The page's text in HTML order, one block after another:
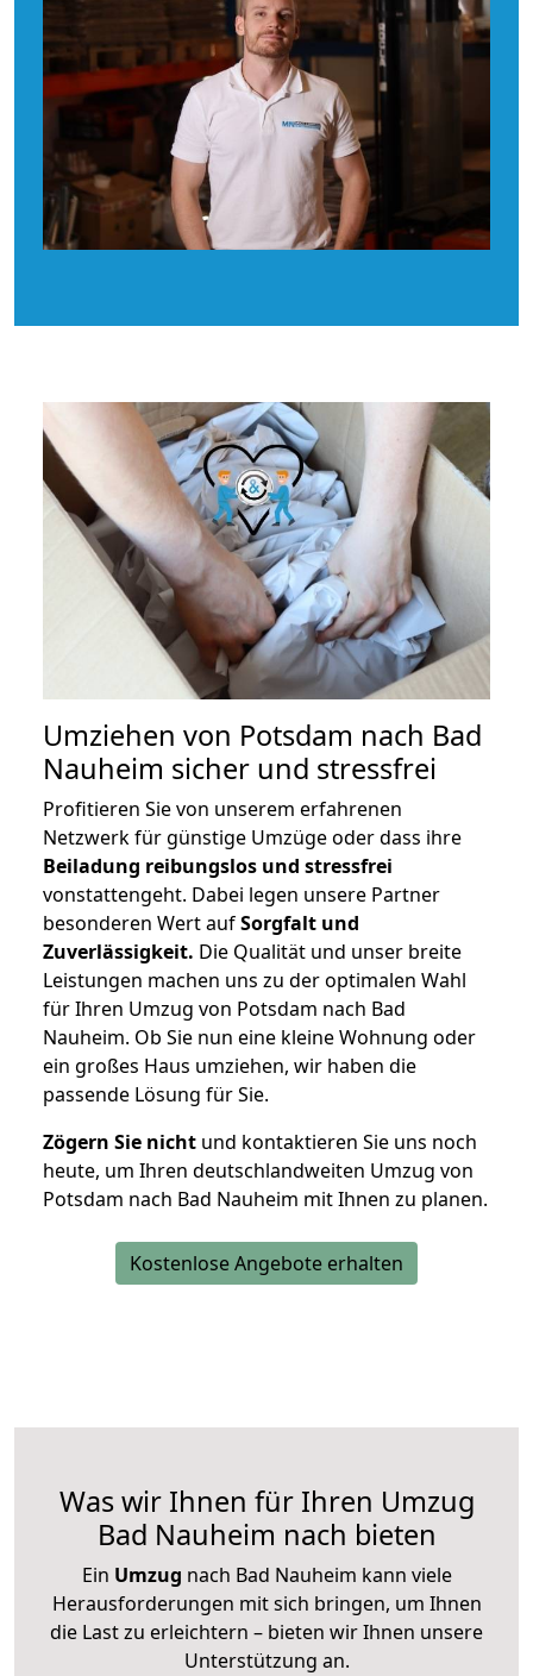
Umziehen von Potsdam nach Bad
Nauheim sicher und stressfrei
Profitieren Sie von unserem erfahrenen
Netzwerk für günstige Umzüge oder dass ihre
Beiladung reibungslos und stressfrei
vonstattengeht. Dabei legen unsere Partner
besonderen Wert aufSorgfalt und
Zuverlässigkeit. Die Qualität und unser breite
Leistungen machen uns zu der optimalen Wahl
für Ihren Umzug von Potsdam nach Bad
Nauheim. Ob Sie nun eine kleine Wohnung oder
ein großes Haus umziehen, wir haben die
passende Lösung für Sie.
Zögern Sie nicht und kontaktieren Sie uns noch
heute, um Ihren deutschlandweiten Umzug von
Potsdam nach Bad Nauheim mit Ihnen zu planen.
Kostenlose Angebote erhalten
Was wir Ihnen für Ihren Umzug
Bad Nauheim nach bieten
Ein Umzug nach Bad Nauheim kann viele
Herausforderungen mit sich bringen, um Ihnen
die Last zu erleichtern – bieten wir Ihnen unsere
Unterstützung an.